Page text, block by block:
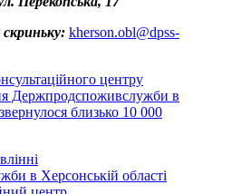
kherson.obl@dpss-
центру
Держпродспоживслужби в
близько 10 000
в Херсонській області